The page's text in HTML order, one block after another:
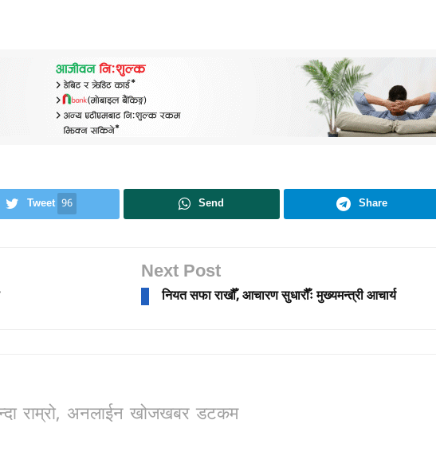
Tweet 96 Send Share
Next Post
नियत सफा राखौँ, आचारण सुधारौँः मुख्यमन्त्री आचार्य
राम्रो, अनलाईन खोजखबर डटकम